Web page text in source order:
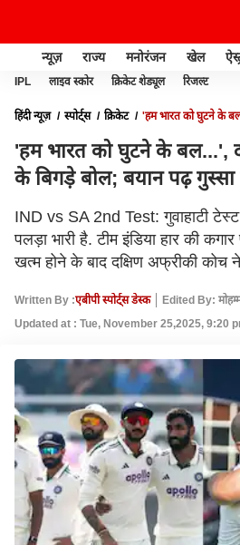
न्यूज़ राज्य मनोरंजन खेल
IPL लाइव स्कोर क्रिकेट शेड्यूल रिजल्ट
हिंदी न्यूज़ स्पोर्ट्स क्रिकेट
'हम भारत को घुटने के
'हम भारत को घुटने के बल...',
के बिगड़े बोल; बयान पढ़
IND vs SA 2nd Test: गुवाहाटी टेस्ट
पलड़ा भारी है. टीम इंडिया हार की
खत्म होने के बाद दक्षिण अफ्रीकी कोच
Written By :एबीपी स्पोर्ट्स डेस्क
Edited By:
Updated at : Tue, November 25,2025, 9:20